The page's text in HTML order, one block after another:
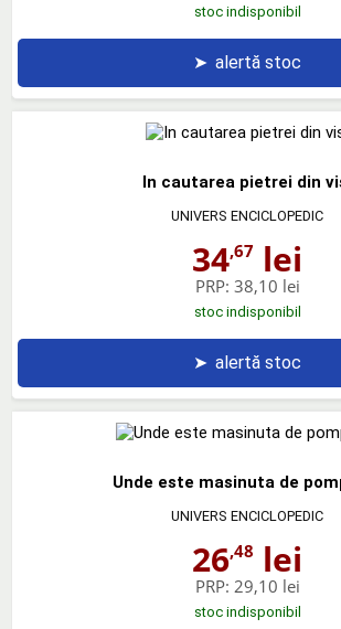
stoc indisponibil
➤ alertă stoc
In cautarea pietrei din
UNIVERS ENCICLOPEDIC
34,67 lei
PRP: 38,10 lei
stoc indisponibil
➤ alertă stoc
Unde este masinuta de
UNIVERS ENCICLOPEDIC
26,48 lei
PRP: 29,10 lei
stoc indisponibil